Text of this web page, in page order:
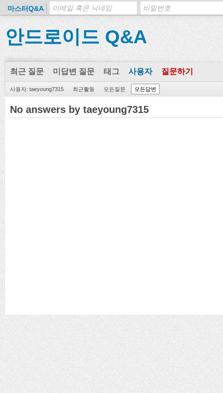
마스터Q&A
안드로이드 Q&A
최근 질문 미답변 질문 태그 사용자 질문하기
사용자: taeyoung7315 최근활동 모든질문 모든답변
No answers by taeyoung7315